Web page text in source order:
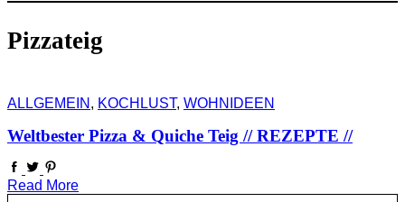
Pizzateig
ALLGEMEIN , KOCHLUST, WOHNIDEEN
Weltbester Pizza & Quiche Teig // REZEPTE //
Read More